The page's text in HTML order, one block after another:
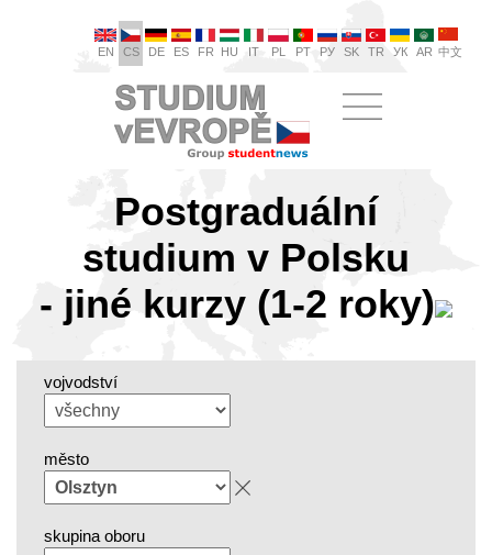
EN CS DE ES FR HU IT PL PT РУ SK TR УК AR 中文
Postgraduální
studium v Polsku
- jiné kurzy (1-2 roky)
vojvodství
město
skupina oboru